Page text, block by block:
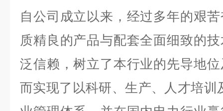
自公司成立以来，经过多年的艰
质精良的产品与配套全面细致的
泛信赖，树立了本行业的先导地
而实现了以科研、生产、人才培训